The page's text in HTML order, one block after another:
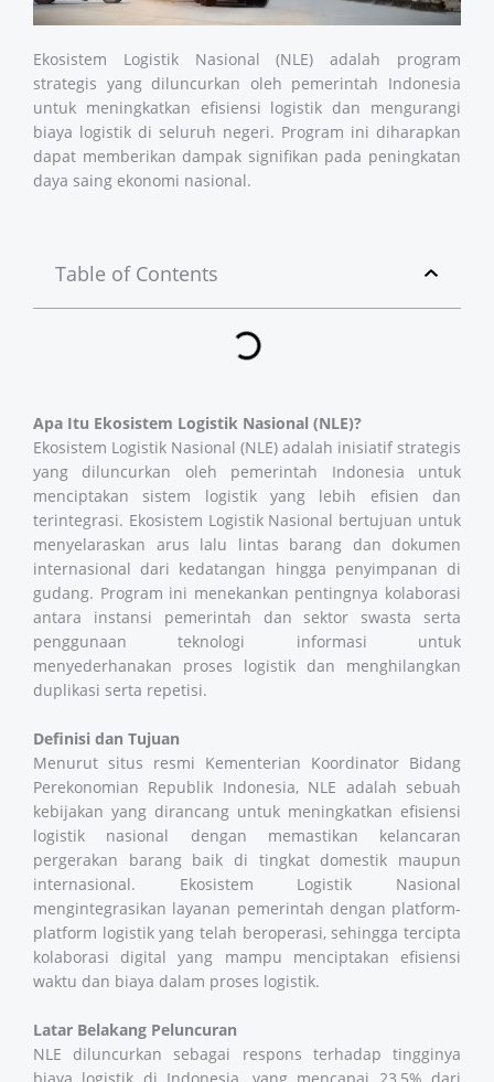
Ekosistem Logistik Nasional (NLE) adalah program
strategis yang diluncurkan oleh pemerintah Indonesia
untuk meningkatkan efisiensi logistik dan mengurangi
biaya logistik di seluruh negeri. Program ini diharapkan
dapat memberikan dampak signifikan pada peningkatan
daya saing ekonomi nasional.
Table of Contents
Apa Itu Ekosistem Logistik Nasional (NLE)?
Ekosistem Logistik Nasional (NLE) adalah inisiatif strategis
yang diluncurkan oleh pemerintah Indonesia untuk
menciptakan sistem logistik yang lebih efisien dan
terintegrasi. Ekosistem Logistik Nasional bertujuan untuk
menyelaraskan arus lalu lintas barang dan dokumen
internasional dari kedatangan hingga penyimpanan di
gudang. Program ini menekankan pentingnya kolaborasi
antara instansi pemerintah dan sektor swasta serta
penggunaan teknologi informasi untuk
menyederhanakan proses logistik dan menghilangkan
duplikasi serta repetisi.
Definisi dan Tujuan
Menurut situs resmi Kementerian Koordinator Bidang
Perekonomian Republik Indonesia, NLE adalah sebuah
kebijakan yang dirancang untuk meningkatkan efisiensi
logistik nasional dengan memastikan kelancaran
pergerakan barang baik di tingkat domestik maupun
internasional. Ekosistem Logistik Nasional
mengintegrasikan layanan pemerintah dengan platform-
platform logistik yang telah beroperasi, sehingga tercipta
kolaborasi digital yang mampu menciptakan efisiensi
waktu dan biaya dalam proses logistik.
Latar Belakang Peluncuran
NLE diluncurkan sebagai respons terhadap tingginya
biaya logistik di Indonesia, yang mencapai 23,5% dari